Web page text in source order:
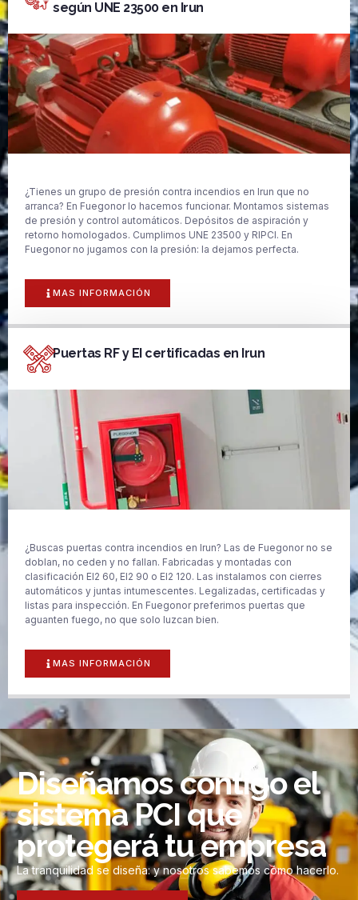
según UNE 23500 en Irun
¿Tienes un grupo de presión contra incendios en Irun que no
arranca? En Fuegonor lo hacemos funcionar. Montamos sistemas
de presión y control automáticos. Depósitos de aspiración y
retorno homologados. Cumplimos UNE 23500 y RIPCI. En
Fuegonor no jugamos con la presión: la dejamos perfecta.
MAS INFORMACIÓN
Puertas RF y EI certificadas en Irun
¿Buscas puertas contra incendios en Irun? Las de Fuegonor no se
doblan, no ceden y no fallan. Fabricadas y montadas con
clasificación EI2 60, EI2 90 o EI2 120. Las instalamos con cierres
automáticos y juntas intumescentes. Legalizadas, certificadas y
listas para inspección. En Fuegonor preferimos puertas que
aguanten fuego, no que solo luzcan bien.
MAS INFORMACIÓN
Diseñamos contigo el
sistema PCI que
protegerá tu empresa
La tranquilidad se diseña: y nosotros sabemos cómo hacerlo.